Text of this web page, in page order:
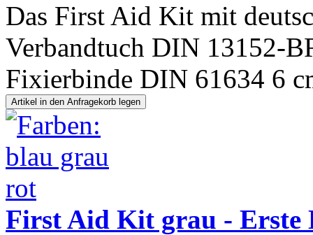
Das First Aid Kit mit
Verbandtuch DIN 13152-
Fixierbinde DIN 61634 6
First Aid Kit grau - Erste